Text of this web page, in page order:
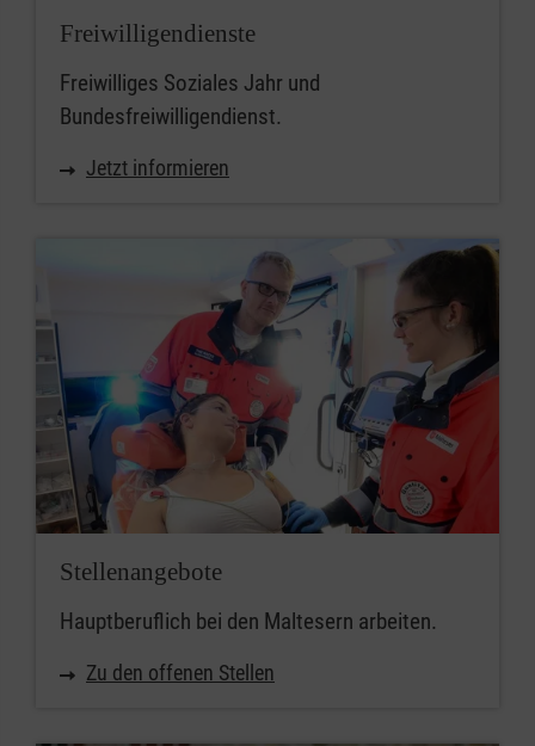
Freiwilligendienste
Freiwilliges Soziales Jahr und
Bundesfreiwilligendienst.
Jetzt informieren
Stellenangebote
Hauptberuflich bei den Maltesern arbeiten.
Zu den offenen Stellen